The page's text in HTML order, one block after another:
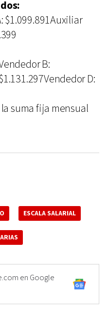
$1.099.891Auxiliar
B:
D:
suma fija mensual
ESCALA SALARIAL
en Google